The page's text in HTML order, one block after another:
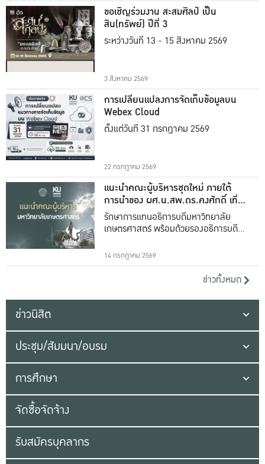
ขอเชิญร่วมงาน สะสมศิลป์ เป็น
สิน(ทรัพย์) ปีที่ 3
ระหว่างวันที่ 13 - 15 สิงหาคม 2569
3 สิงหาคม 2569
การเปลี่ยนแปลงการจัดเก็บข้อมูลบน
Webex Cloud
ตั้งแต่วันที่ 31 กรกฎาคม 2569
22 กรกฎาคม 2569
แนะนำคณะผู้บริหารชุดใหม่ ภายใต้
การนำของ ผศ.น.สพ.ดร.คงศักดิ์ เที่ยง
ธรรม
รักษาการแทนอธิการบดีมหาวิทยาลัย
เกษตรศาสตร์ พร้อมด้วยรองอธิการบดีทั้ง
14 กรกฎาคม 2569
ข่าวทั้งหมด
ข่าวนิสิต
ประชุม/สัมมนา/อบรม
การศึกษา
จัดซื้อจัดจ้าง
รับสมัครบุคลากร